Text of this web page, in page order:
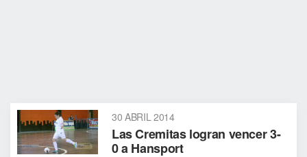
30 ABRIL 2014
Las Cremitas logran vencer 3-
0 a Hansport